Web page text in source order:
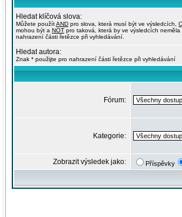
Hledat klíčová slova:
Můžete použítAND pro slova, která musí být ve výsledcích,
mohou být a NOT pro taková, která by ve výsledcích
nahrazení části řetězce při vyhledávání.
Hledat autora:
Znak * použijte pro nahrazení části řetězce při vyhledávání
Fórum:
Kategorie:
Zobrazit výsledek jako: Příspěvky